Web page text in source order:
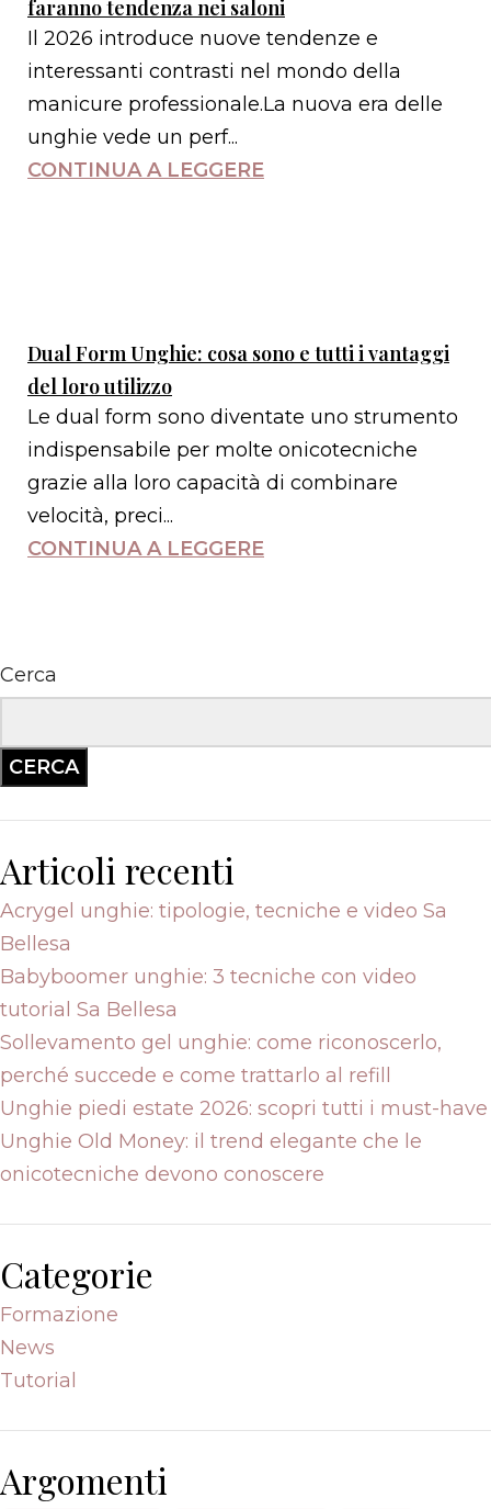
faranno tendenza nei saloni
Il 2026 introduce nuove tendenze e
interessanti contrasti nel mondo della
manicure professionale.La nuova era delle
unghie vede un perf...
CONTINUA A LEGGERE
Dual Form Unghie: cosa sono e tutti i vantaggi
del loro utilizzo
Le dual form sono diventate uno strumento
indispensabile per molte onicotecniche
grazie alla loro capacità di combinare
velocità, preci...
CONTINUA A LEGGERE
Cerca
CERCA
Articoli recenti
Acrygel unghie: tipologie, tecniche e video Sa
Bellesa
Babyboomer unghie: 3 tecniche con video
tutorial Sa Bellesa
Sollevamento gel unghie: come riconoscerlo,
perché succede e come trattarlo al refill
Unghie piedi estate 2026: scopri tutti i must-have
Unghie Old Money: il trend elegante che le
onicotecniche devono conoscere
Categorie
Formazione
News
Tutorial
Argomenti